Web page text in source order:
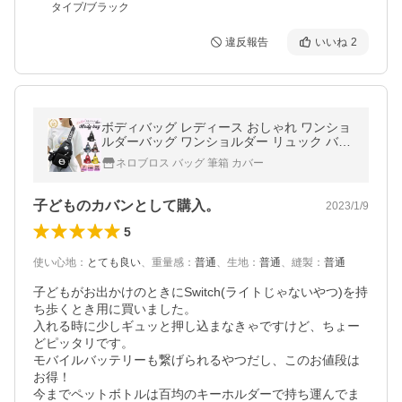
タイプ/ブラック
違反報告 いいね 2
ボディバッグ レディース おしゃれ ワンショ
ルダーバッグ ワンショルダー リュック バッ
ク ショルダーバッグ
ネロブロス バッグ 筆箱 カバー
子どものカバンとして購入。 2023/1/9
5
使い心地 ： とても良い、 重量感 ： 普通、 生地 ： 普通、 縫製 ： 普通
子どもがお出かけのときにSwitch(ライトじゃないやつ)を持
ち歩くとき用に買いました。
入れる時に少しギュッと押し込まなきゃですけど、ちょー
どピッタリです。
モバイルバッテリーも繋げられるやつだし、このお値段は
お得！
今までペットボトルは百均のキーホルダーで持ち運んでま